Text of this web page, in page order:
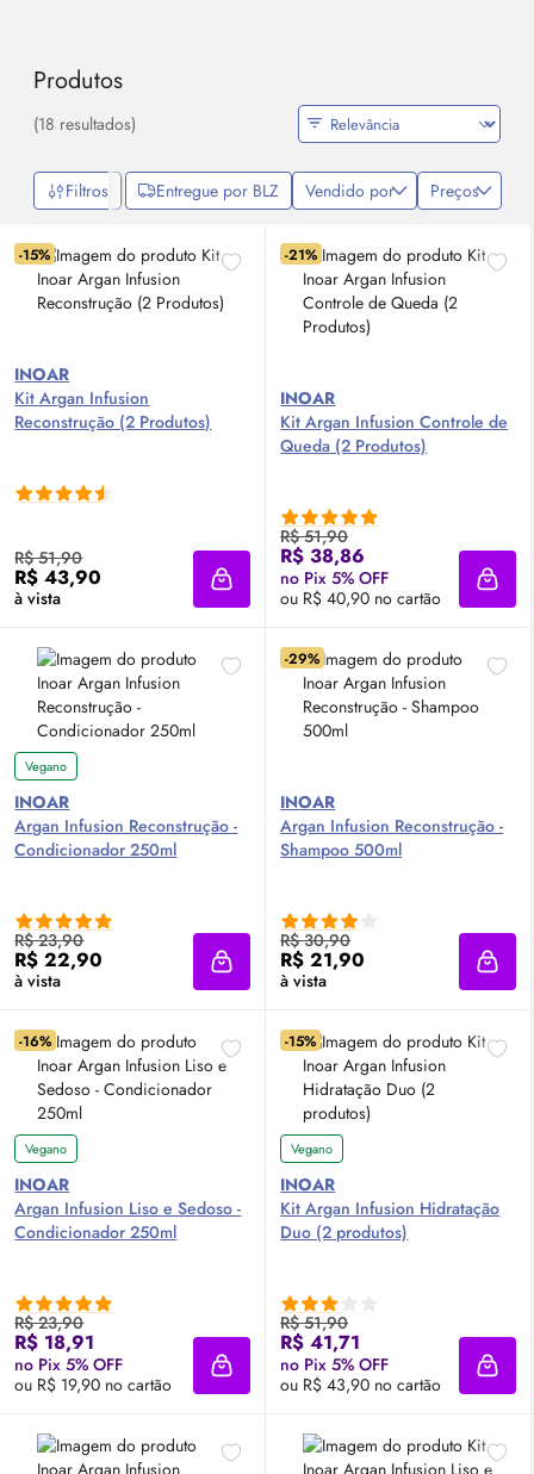
Produtos
(18 resultados)
Filtros Entregue por BLZ Vendido por Preços
-15%
INOAR
Kit Argan Infusion
Reconstrução (2 Produtos)
R$ 51,90
R$ 43,90
à vista Adicionar à sacola
-21%
INOAR
Kit Argan Infusion Controle de
Queda (2 Produtos)
R$ 51,90
R$ 38,86
no Pix 5% OFF
ou R$ 40,90 no cartão
Vegano
INOAR
Argan Infusion Reconstrução -
Condicionador 250ml
R$ 23,90
R$ 22,90
à vista Adicionar à sacola
-29%
INOAR
Argan Infusion Reconstrução -
Shampoo 500ml
R$ 30,90
R$ 21,90
à vista
-16%
Vegano
INOAR
Argan Infusion Liso e Sedoso -
Condicionador 250ml
R$ 23,90
R$ 18,91
no Pix 5% OFF
ou R$ 19,90 no cartão
Adicionar à sacola
-15%
Vegano
INOAR
Kit Argan Infusion Hidratação
Duo (2 produtos)
R$ 51,90
R$ 41,71
no Pix 5% OFF
ou R$ 43,90 no cartão